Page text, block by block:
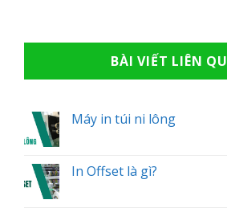
BÀI VIẾT LIÊN
Máy in túi ni lông
In Offset là gì?